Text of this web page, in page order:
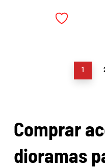
1
Comprar
dioramas